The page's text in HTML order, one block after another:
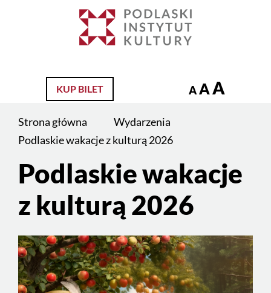
kulturą
2026
KUP BILET A A A
Strona główna
Wydarzenia
Podlaskie wakacje z kulturą 2026
Podlaskie wakacje
z kulturą 2026